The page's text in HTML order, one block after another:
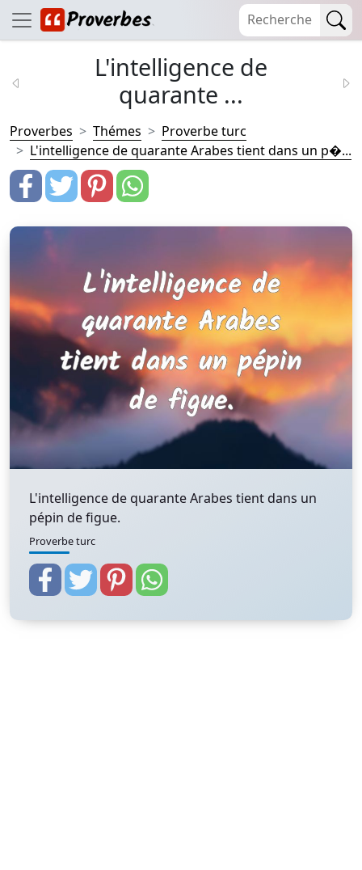
L'intelligence de
quarante ...
Proverbes Thémes
Proverbe turc
L'intelligence de quarante Arabes tient dans un p�...
L'intelligence de quarante Arabes tient dans un
pépin de figue.
Proverbe turc